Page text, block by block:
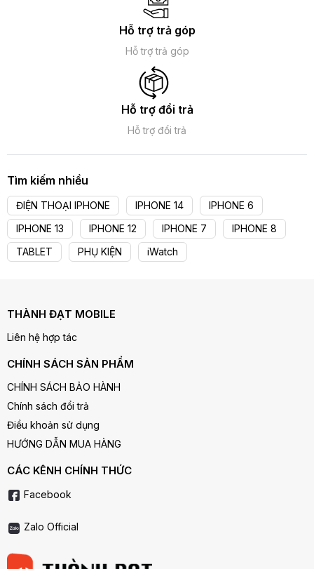
Hỗ trợ trả góp
Hỗ trợ trả góp
Hỗ trợ đổi trả
Hỗ trợ đổi trả
Tìm kiếm nhiều
ĐIỆN THOẠI IPHONE IPHONE 14
IPHONE 6
IPHONE 13
IPHONE 12 IPHONE 7
IPHONE 8
TABLET
PHỤ KIỆN iWatch
THÀNH ĐẠT MOBILE
Liên hệ hợp tác
CHÍNH SÁCH SẢN PHẨM
CHÍNH SÁCH BẢO HÀNH
Chính sách đổi trả
Điều khoản sử dụng
HƯỚNG DẪN MUA HÀNG
CÁC KÊNH CHÍNH THỨC
Facebook
Zalo Official